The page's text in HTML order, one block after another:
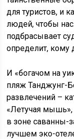
для туристов, и
людей, чтобы
подбрасывает
определит, кому
И «богачом на
пляж Танджунг-
развлечений –
«Летучая мышь»,
в зоне саванны-
лучшем эко-